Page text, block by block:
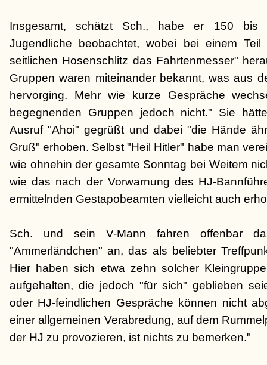
Insgesamt, schätzt Sch., habe er 150 bis
Jugendliche beobachtet, wobei bei einem
seitlichen Hosenschlitz das Fahrtenmesser"
Gruppen waren miteinander bekannt, was aus
hervorging. Mehr wie kurze Gespräche
begegnenden Gruppen jedoch nicht." Sie
Ausruf "Ahoi" gegrüßt und dabei "die Hände
Gruß" erhoben. Selbst "Heil Hitler" habe man
wie ohnehin der gesamte Sonntag bei Weitem
wie das nach der Vorwarnung des HJ-
ermittelnden Gestapobeamten vielleicht auch
Sch. und sein V-Mann fahren offenbar
"Ammerländchen" an, das als beliebter
Hier haben sich etwa zehn solcher
aufgehalten, die jedoch "für sich" geblieben
oder HJ-feindlichen Gespräche können nicht
einer allgemeinen Verabredung, auf dem
der HJ zu provozieren, ist nichts zu bemerken."